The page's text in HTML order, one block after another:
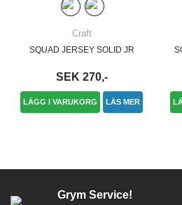
Craft
SQUAD JERSEY SOLID JR
SEK 270,-
LÄGG I VARUKORG LÄS MER
Grym Service!